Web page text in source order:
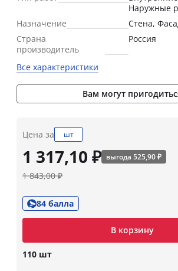
Наружные
Назначение
Стена,
Страна
производитель
Россия
Все характеристики
Вам могут
Цена за шт
1 317,10 ₽ выгода 525,90 ₽
1 843,00 ₽
84 балла
В корзину
110 шт